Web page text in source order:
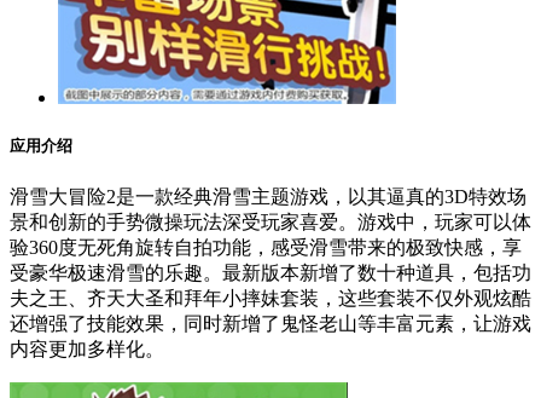
应用介绍
滑雪大冒险2是一款经典滑雪主题游戏，以其逼真的3D特效场
景和创新的手势微操玩法深受玩家喜爱。游戏中，玩家可以体
验360度无死角旋转自拍功能，感受滑雪带来的极致快感，享
受豪华极速滑雪的乐趣。最新版本新增了数十种道具，包括功
夫之王、齐天大圣和拜年小摔妹套装，这些套装不仅外观炫酷
还增强了技能效果，同时新增了鬼怪老山等丰富元素，让游戏
内容更加多样化。